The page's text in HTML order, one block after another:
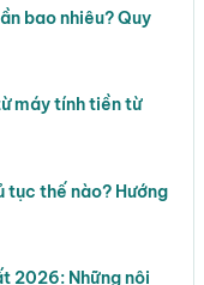
bao nhiêu? Quy
máy tính tiền từ
tục thế nào? Hướng
2026: Những nội